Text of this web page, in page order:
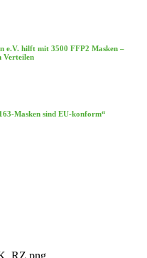
e.V. hilft mit 3500 FFP2 Masken –
Verteilen
Masken sind EU-konform“